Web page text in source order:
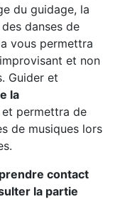
du guidage, la
danses de
vous permettra
et non
Guider et
la
et permettra de
de musiques lors
contact
la partie